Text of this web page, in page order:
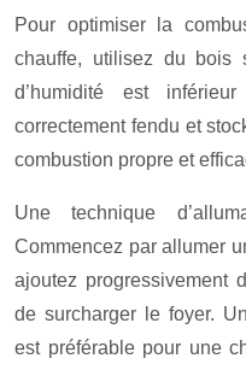
Pour optimiser la
chauffe, utilisez du
d’humidité est
correctement fendu et
combustion propre et
Une technique
Commencez par allumer
ajoutez progressivement
de surcharger le foyer.
est préférable pour une